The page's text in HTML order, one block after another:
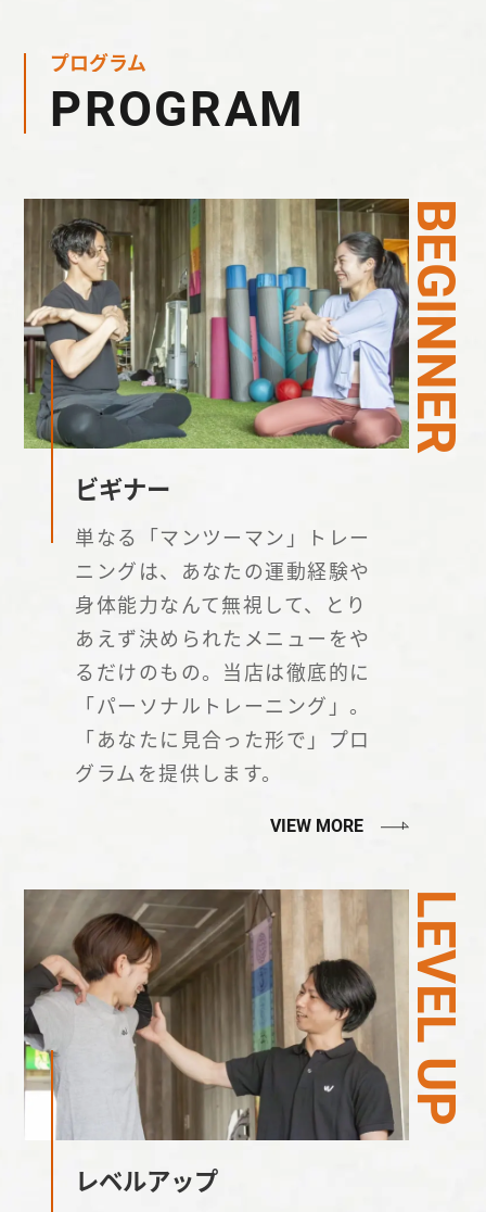
プログラム
PROGRAM
ビギナー
単なる「マンツーマン」トレー
ニングは、あなたの運動経験や
身体能力なんて無視して、とり
あえず決められたメニューをや
るだけのもの。当店は徹底的に
「パーソナルトレーニング」。
「あなたに見合った形で」プロ
グラムを提供します。
VIEW MORE
BEGINNER
レベルアップ
LEVEL UP